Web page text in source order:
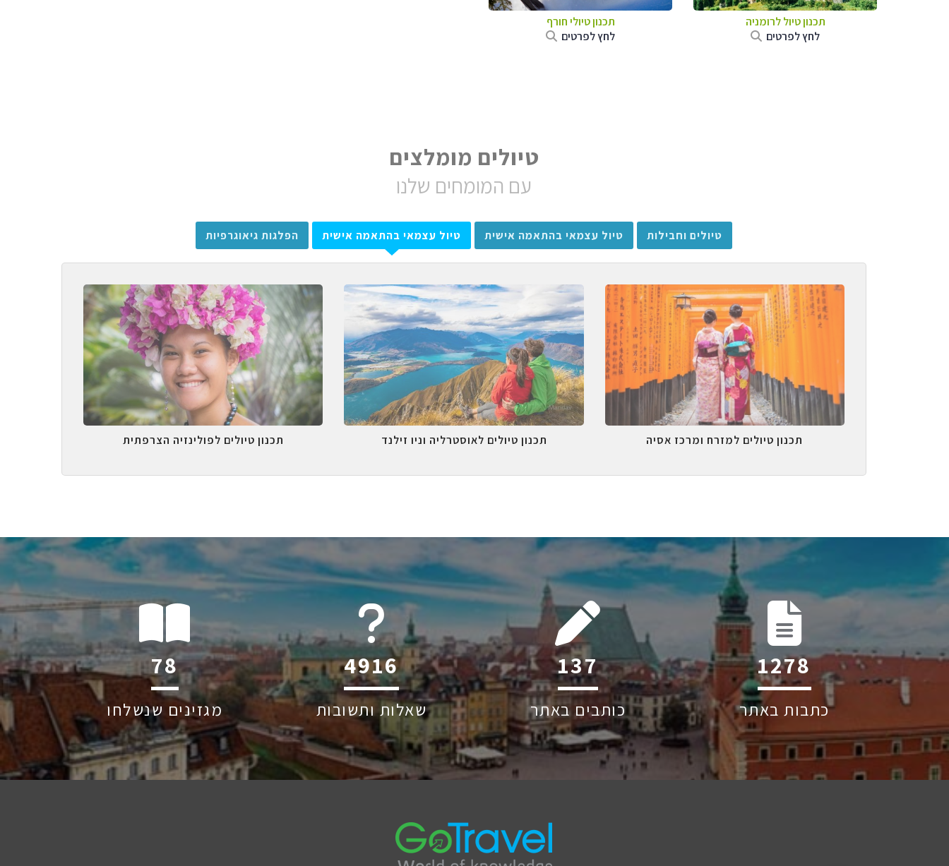
תכנון טיול לרומניה
לחץ לפרטים
תכנון טיולי חורף
לחץ לפרטים
טיולים מומלצים
עם המומחים שלנו
טיולים וחבילות טיול עצמאי בהתאמה אישית טיול עצמאי בהתאמה אישית הפלגות גיאוגרפיות
תכנון טיולים למזרח ומרכז אסיה תכנון טיולים לאוסטרליה וניו זילנד תכנון טיולים לפולינזיה הצרפתית
126
מגזינים שנשלחו
6045
שאלות ותשובות
220
כותבים באתר
2047
כתבות באתר